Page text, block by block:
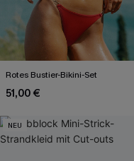
Rotes Bustier-Bikini-Set
51,00 €
NEU